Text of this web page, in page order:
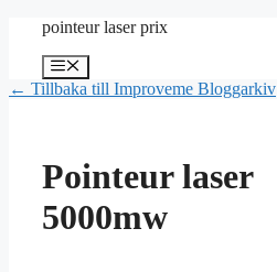
Hoppa
innehåll
pointeur laser prix
Meny
← Tillbaka till Improveme Bloggarkiv
Pointeur laser
5000mw